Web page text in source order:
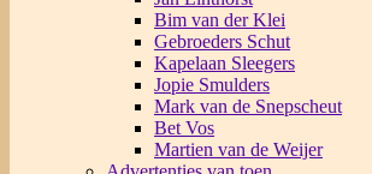
Bim van der Klei
Gebroeders Schut
Kapelaan Sleegers
Jopie Smulders
Mark van de Snepscheut
Bet Vos
Martien van de Weijer